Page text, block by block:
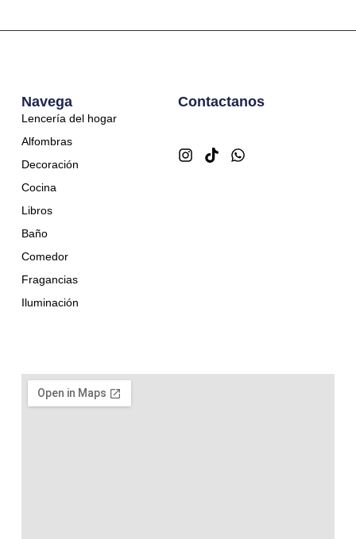
Navega
Lencería del hogar
Alfombras
Decoración
Cocina
Libros
Baño
Comedor
Fragancias
Iluminación
Contactanos